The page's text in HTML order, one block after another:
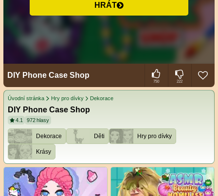
HRÁT
DIY Phone Case Shop
750 222
Úvodní stránka Hry pro dívky Dekorace
DIY Phone Case Shop
4.1 972 hlasy
Dekorace Děti Hry pro dívky
Krásy